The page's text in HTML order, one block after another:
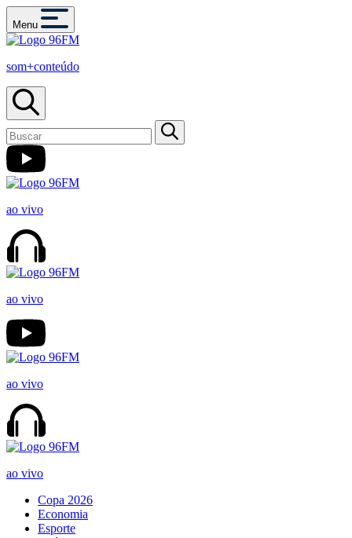
Menu
som+conteúdo
ao vivo
ao vivo
ao vivo
ao vivo
Copa 2026
Economia
Esporte